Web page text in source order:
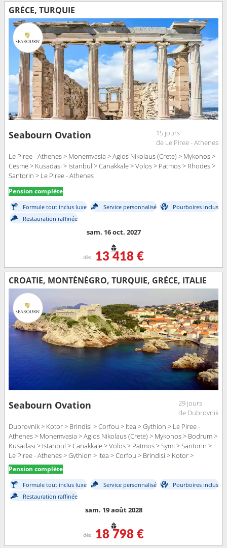
GRÈCE, TURQUIE
Seabourn Ovation
15 jours
de Le Piree - Athenes
Le Piree - Athenes > Monemvasia > Agios Nikolaus (Crete) > Mykonos >
Cesme > Kusadasi > Istanbul > Canakkale > Volos > Patmos > Rhodes >
Santorin > Le Piree - Athenes
Pension complète
Formule tout inclus luxe Service personnalisé
Pourboires inclus
Restauration raffinée
sam. 16 oct. 2027
dès 13 418 €
CROATIE, MONTÉNÉGRO, TURQUIE, GRÈCE, ITALIE
Seabourn Ovation
29 jours
de Dubrovnik
Dubrovnik > Kotor > Brindisi > Corfou > Itea > Gythion > Le Piree -
Athenes > Monemvasia > Agios Nikolaus (Crete) > Mykonos > Bodrum >
Kusadasi > Istanbul > Canakkale > Volos > Patmos > Symi > Santorin >
Le Piree - Athenes > Gythion > Itea > Corfou > Brindisi > Kotor >
Dubrovnik
Pension complète
Formule tout inclus luxe Service personnalisé
Pourboires inclus
Restauration raffinée
sam. 19 août 2028
dès 18 798 €